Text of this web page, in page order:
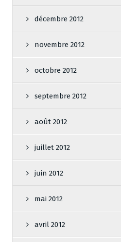
décembre 2012
novembre 2012
octobre 2012
septembre 2012
août 2012
juillet 2012
juin 2012
mai 2012
avril 2012